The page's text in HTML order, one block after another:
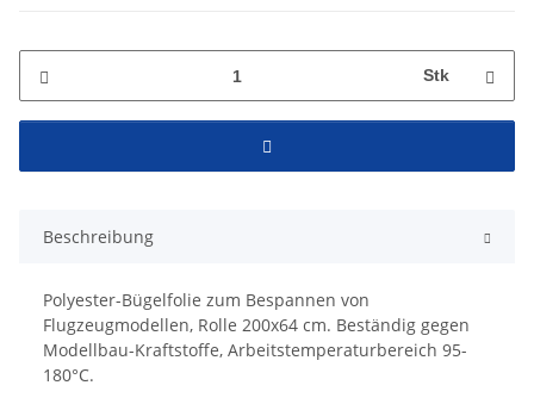
Stk
Beschreibung
Polyester-Bügelfolie zum Bespannen von
Flugzeugmodellen, Rolle 200x64 cm. Beständig gegen
Modellbau-Kraftstoffe, Arbeitstemperaturbereich 95-
180°C.